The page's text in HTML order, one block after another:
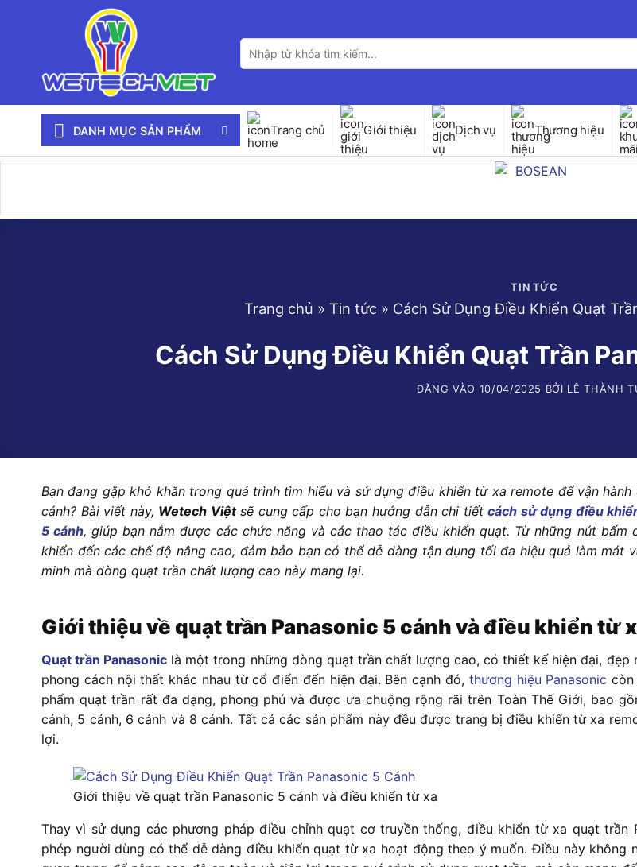
Tìm
kiếm:
DANH MỤC SẢN PHẨM Trang chủ Giới thiệu Dịch vụ Thương hiệu
TIN TỨC
Trang chủ » Tin tức» Cách Sử Dụng Điều Khiển Quạt
Cách Sử Dụng Điều Khiển Quạt Trần
ĐĂNG VÀO 10/04/2025 BỞI LÊ THÀNH
Bạn đang gặp khó khăn trong quá trình tìm hiểu và sử dụng điều khiển từ xa remote để vận hành
cánh? Bài viết này, Wetech Việtsẽ cung cấp cho bạn hướng dẫn chi tiếtcách sử dụng điều
5 cánh, giúp bạn nắm được các chức năng và các thao tác điều khiển quạt. Từ những nút bấm
khiển đến các chế độ nâng cao, đảm bảo bạn có thể dễ dàng tận dụng tối đa hiệu quả làm mát
minh mà dòng quạt trần chất lượng cao này mang lại.
Giới thiệu về quạt trần Panasonic 5 cánh và điều khiển từ
Quạt trần Panasonic là một trong những dòng quạt trần chất lượng cao, có thiết kế hiện đại, đẹp
phong cách nội thất khác nhau từ cổ điển đến hiện đại. Bên cạnh đó, thương hiệu Panasonic còn
phẩm quạt trần rất đa dạng, phong phú và được ưa chuộng rộng rãi trên Toàn Thế Giới, bao
cánh, 5 cánh, 6 cánh và 8 cánh. Tất cả các sản phẩm này đều được trang bị điều khiển từ xa
lợi.
Giới thiệu về quạt trần Panasonic 5 cánh và điều khiển từ xa
Thay vì sử dụng các phương pháp điều chỉnh quạt cơ truyền thống, điều khiển từ xa quạt trần
phép người dùng có thể dễ dàng điều khiển quạt từ xa hoạt động theo ý muốn. Điều này không